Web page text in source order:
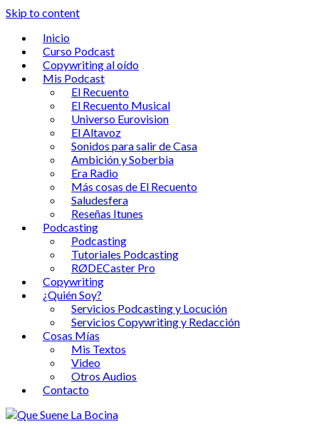
Skip to content
Inicio
Curso Podcast
Copywriting al oído
Mis Podcast
El Recuento
El Recuento Musical
Universo Eurovision
El Altavoz
Sonidos para salir de Casa
Ambición y Soberbia
Era Radio
Más cosas de El Recuento
Saludesfera
Reseñas Itunes
Podcasting
Podcasting
Tutoriales Podcasting
RØDECaster Pro
Copywriting
¿Quién Soy?
Servicios Podcasting y Locución
Servicios Copywriting y Redacción
Cosas Mías
Mis Textos
Video
Otros Audios
Contacto